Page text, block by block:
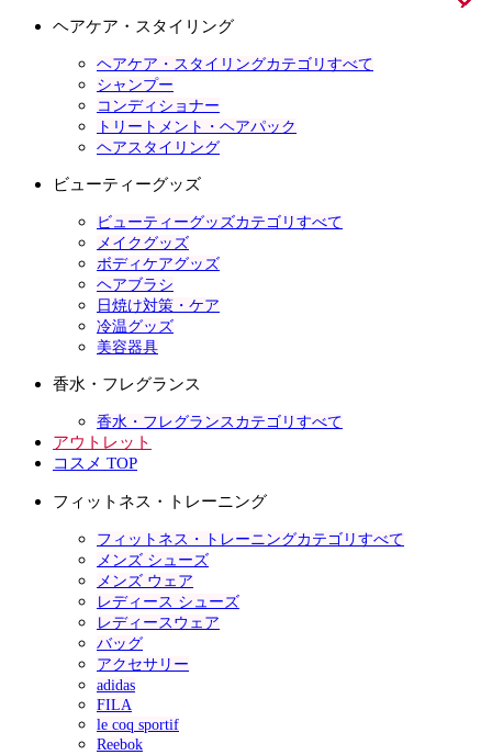
ヘアケア・スタイリング
ヘアケア・スタイリングカテゴリすべて
シャンプー
コンディショナー
トリートメント・ヘアパック
ヘアスタイリング
ビューティーグッズ
ビューティーグッズカテゴリすべて
メイクグッズ
ボディケアグッズ
ヘアブラシ
日焼け対策・ケア
冷温グッズ
美容器具
香水・フレグランス
香水・フレグランスカテゴリすべて
アウトレット
コスメ TOP
フィットネス・トレーニング
フィットネス・トレーニングカテゴリすべて
メンズ シューズ
メンズ ウェア
レディース シューズ
レディースウェア
バッグ
アクセサリー
adidas
FILA
le coq sportif
Reebok